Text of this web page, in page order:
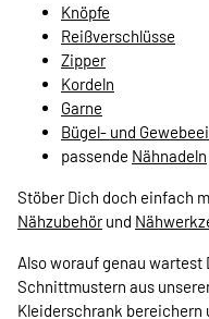
Knöpfe
Reißverschlüsse
Zipper
Kordeln
Garne
Bügel- und
passende Nähnadeln
Stöber Dich doch einfach
Nähzubehörund
Also worauf genau wartest
Schnittmustern aus
Kleiderschrank bereichern